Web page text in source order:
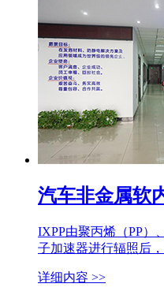
汽车非金属软
IXPP由聚丙烯（PP）
子加速器进行辐照后
详细内容 >>